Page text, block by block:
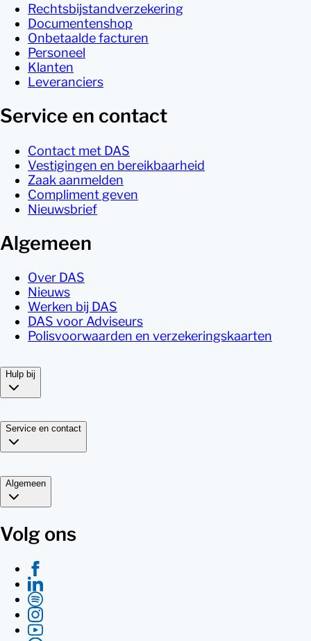
Rechtsbijstandverzekering
Documentenshop
Onbetaalde facturen
Personeel
Klanten
Leveranciers
Service en contact
Contact met DAS
Vestigingen en bereikbaarheid
Zaak aanmelden
Compliment geven
Nieuwsbrief
Algemeen
Over DAS
Nieuws
Werken bij DAS
DAS voor Adviseurs
Polisvoorwaarden en verzekeringskaarten
Hulp bij
Service en contact
Algemeen
Volg ons